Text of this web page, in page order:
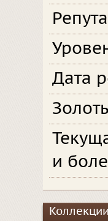
Дата
и